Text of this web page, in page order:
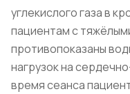
углекислого газа в
пациентам с
противопоказаны
нагрузок на
время сеанса